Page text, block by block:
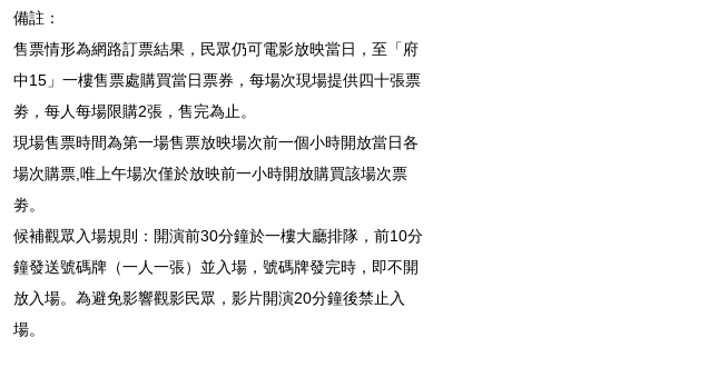
備註：
售票情形為網路訂票結果，民眾仍可電影放映當日，至「府
中15」一樓售票處購買當日票券，每場次現場提供四十張票
劵，每人每場限購2張，售完為止。
現場售票時間為第一場售票放映場次前一個小時開放當日各
場次購票,唯上午場次僅於放映前一小時開放購買該場次票
劵。
候補觀眾入場規則：開演前30分鐘於一樓大廳排隊，前10分
鐘發送號碼牌（一人一張）並入場，號碼牌發完時，即不開
放入場。為避免影響觀影民眾，影片開演20分鐘後禁止入
場。